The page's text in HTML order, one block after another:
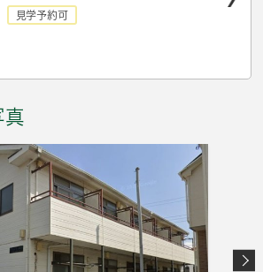
見学予約可
真